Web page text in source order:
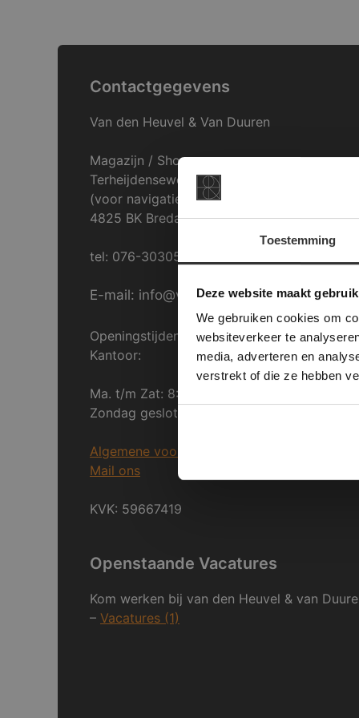
Toestemming
Deze website maakt
We gebruiken cookies om
websiteverkeer te
media, adverteren en
verstrekt of die ze hebben
Contactgegevens
Van den Heuvel & Van Duuren
Magazijn / Showroom:
Terheijdenseweg 469
(voor navigatie: Hazepad 17)
4825 BK Breda
tel: 076-3030554
E-mail: info@vdh-vd.nl
Openingstijden Breda:
Kantoor:
Ma. t/m Zat: 8:30 tot 17:00
Zondag gesloten.
Algemene voorwaarden
Mail ons
KVK: 59667419
Openstaande Vacatures
Kom werken bij van den Heuvel & van
– Vacatures (1)
Deze
onze